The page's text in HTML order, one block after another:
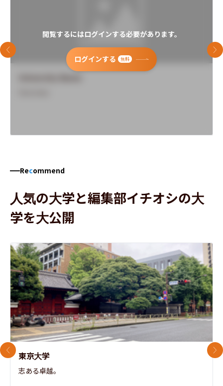
閲覧するにはログインする必要があります。
ログインする 無料
前のスライド 次
Recommend
人気の大学と編集部イチオシの大
学を大公開
東京大学
志ある卓越。
前のスライド 次